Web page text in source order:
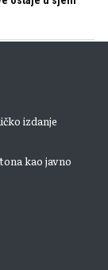
izdanje
kao javno